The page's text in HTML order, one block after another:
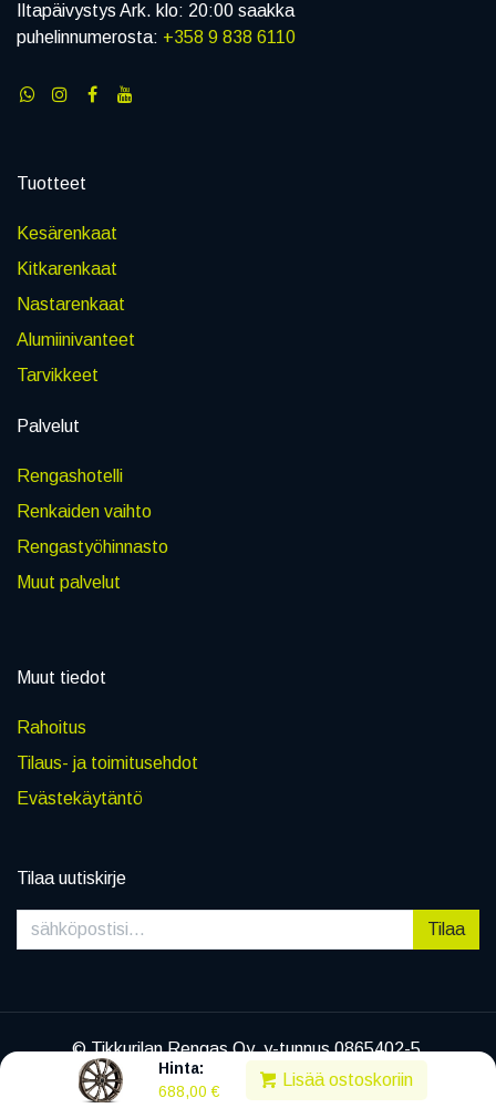
Hinta:
688,00 €
Lisää ostoskoriin
Iltapäivystys Ark. klo: 20:00 saakka
puhelinnumerosta: +358 9 838 6110
Tuotteet
Kesärenkaat
Kitkarenkaat
Nastarenkaat
Alumiinivanteet
Tarvikkeet
Palvelut
Rengashotelli
Renkaiden vaihto
Rengastyöhinnasto
Muut palvelut
Muut tiedot
Rahoitus
Tilaus- ja toimitusehdot
Evästekäytäntö
Tilaa uutiskirje
Tilaa
© Tikkurilan Rengas Oy, y-tunnus 0865402-5
|Tietosuojaseloste